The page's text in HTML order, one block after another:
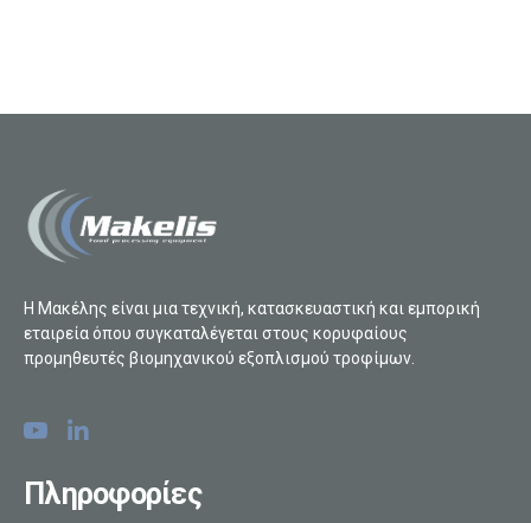
Η Μακέλης είναι μια τεχνική, κατασκευαστική και εμπορική
εταιρεία όπου συγκαταλέγεται στους κορυφαίους
προμηθευτές βιομηχανικού εξοπλισμού τροφίμων.
Πληροφορίες